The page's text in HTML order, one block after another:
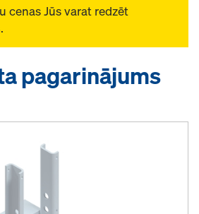
cenas Jūs varat redzēt
.
pagarinājums